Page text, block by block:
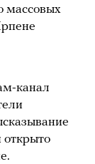
массовых
канал
открыто